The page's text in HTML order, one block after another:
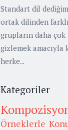
Standart dil
ortak dilinden
grupların daha
gizlemek amacıyla
herke...
Kategoriler
Örneklerle